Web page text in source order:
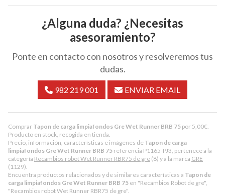
Comprar Tapon de carga limpiafondos Gre Wet Runner BRB 75 por 5,00€
Producto en stock, recogida en tienda.
Precio, información, características e imágenes de Tapon de carga
limpiafondos Gre Wet Runner BRB 75 referencia P1165-PJ3, pertenece a la
categoría Recambios robot Wet Runner RBR75 de gre (8) y a la marca GRE
(1129).
Encuentra productos relacionados y de similares características a Tapon de
carga limpiafondos Gre Wet Runner BRB 75 en "Recambios Robot de gre",
"Recambios robot Wet Runner RBR75 de gre".
¿Alguna duda? ¿Necesitas
asesoramiento?
Ponte en contacto con nosotros y resolveremos tus
dudas.
982 219 001 ENVIAR EMAIL